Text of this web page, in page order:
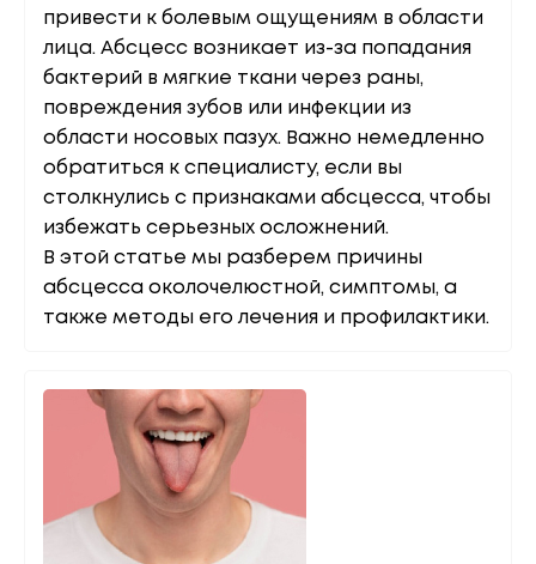
привести к болевым ощущениям в области
лица. Абсцесс возникает из-за попадания
бактерий в мягкие ткани через раны,
повреждения зубов или инфекции из
области носовых пазух. Важно немедленно
обратиться к специалисту, если вы
столкнулись с признаками абсцесса, чтобы
избежать серьезных осложнений.
В этой статье мы разберем причины
абсцесса околочелюстной, симптомы, а
также методы его лечения и профилактики.